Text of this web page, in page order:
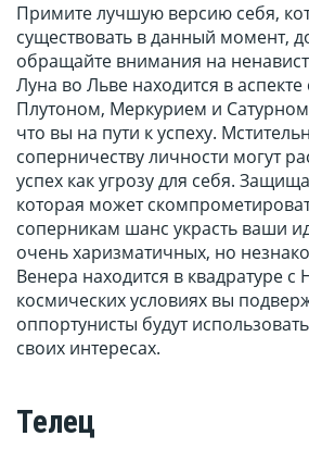
Примите лучшую версию себя,
существовать в данный момент,
обращайте внимания на
Луна во Льве находится в
Плутоном, Меркурием и
что вы на пути к успеху.
соперничеству личности могут
успех как угрозу для себя.
которая может
соперникам шанс украсть ваши
очень харизматичных, но
Венера находится в квадратуре с
космических условиях вы
оппортунисты будут
своих интересах.
Телец